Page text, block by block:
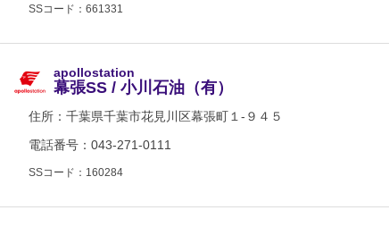
SSコード：661331
apollostation
幕張SS / 小川石油（有）
住所： 千葉県千葉市花見川区幕張町１-９４５
電話番号：043-271-0111
SSコード：160284